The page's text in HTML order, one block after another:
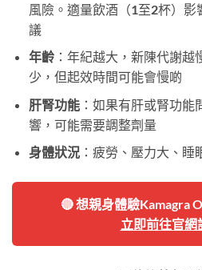
風險。適量飲酒（1至2杯）
議
年齡：年紀越大，新陳代謝越
少，但起效時間可能會慢啲
肝腎功能：如果有肝或腎功能
響，可能需要調整劑量
身體狀況：疲勞、壓力大、睡
🔴 想親身體驗Kamagra
立即前往官